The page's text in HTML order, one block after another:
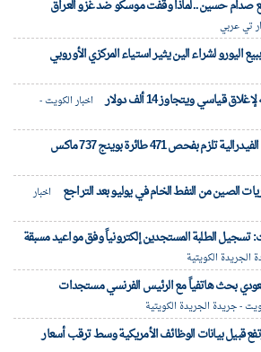
صدام حسين.. لماذا وقفت موسكو ضد غزو العراق
تي عربي
اليورو لشراء الين يثير استياء المركزي الأوروبي
قياسي ويتجاوز 14 ألف دولار
اخبار الكويت -
تلزم بفحص 471 طائرة بوينج 737 ماكس
الصين من النفط الخام في يوليو بعد التراجع
اخبار
تسجيل الطلبة المستجدين إلكترونياً وفق مواعيد مسبقة
الجريدة الكويتية
بحث هاتفياً مع الرئيس الفرنسي مستجدات
- جريدة الجريدة الكويتية
قبيل بيانات الوظائف الأمريكية وسط ترقب أسعار